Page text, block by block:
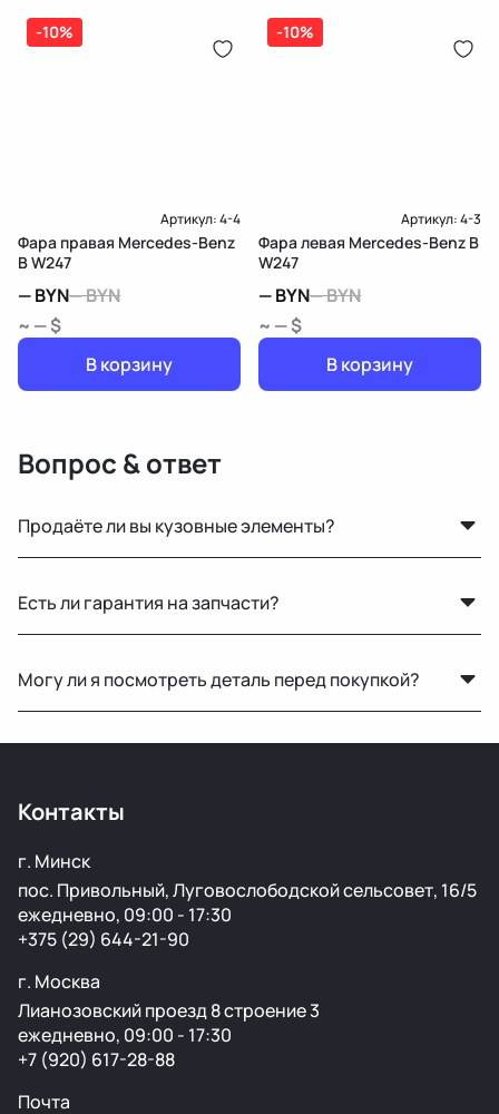
-10%
Артикул:4-4
Фара правая Mercedes-Benz
B W247
—BYN—BYN
~ — $
В корзину
-10%
Артикул:4-3
Фара левая Mercedes-Benz B
W247
—BYN—BYN
~ — $
В корзину
Вопрос & ответ
Продаёте ли вы кузовные элементы?
крылья, капоты, бамперы и другие элементы без
ржавчины и повреждений.
Есть ли гарантия на запчасти?
установку. Если деталь не подошла или имеет
скрытый дефект — заменим или вернём деньги.
Могу ли я посмотреть деталь перед покупкой?
Контакты
г. Минск
пос. Привольный, Луговослободской сельсовет, 16/5
ежедневно, 09:00 - 17:30
+375 (29) 644-21-90
г. Москва
Лианозовский проезд 8 строение 3
ежедневно, 09:00 - 17:30
+7 (920) 617-28-88
Почта